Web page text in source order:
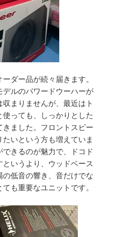
ダー品が続々届きます。
デルのパワードウーハーが
まりませんが、最近はト
っても、しっかりとした
ました。フロントスピー
いという方も増えていま
きるのが魅力で、ドコド
いうより、ウッドベース
低音の響き、音だけでな
も重要なユニットです。